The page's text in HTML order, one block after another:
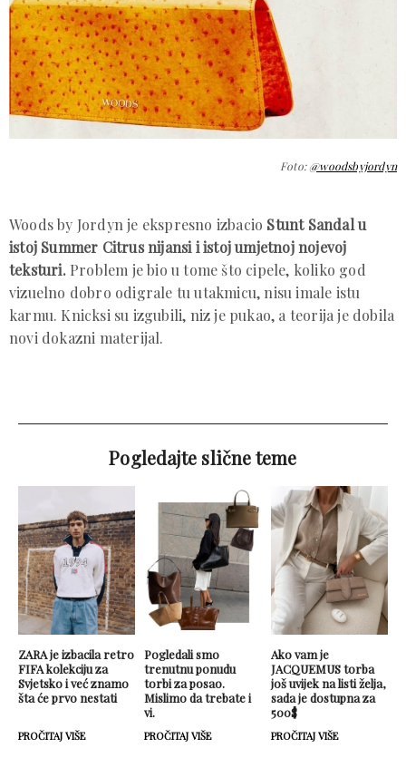
Foto:@woodsbyjordyn
Woods by Jordyn je ekspresno izbacio Stunt Sandal u
istoj Summer Citrus nijansi i istoj umjetnoj nojevoj
teksturi.Problem je bio u tome što cipele, koliko god
vizuelno dobro odigrale tu utakmicu, nisu imale istu
karmu. Knicksi su izgubili, niz je pukao, a teorija je dobila
novi dokazni materijal.
Pogledajte slične teme
ZARA je izbacila retro
FIFA kolekciju za
Svjetsko i već znamo
šta će prvo nestati
PROČITAJ VIŠE
Pogledali smo
trenutnu ponudu
torbi za posao.
Mislimo da trebate i
vi.
PROČITAJ VIŠE
Ako vam je
JACQUEMUS torba
još uvijek na listi želja,
sada je dostupna za
500$
PROČITAJ VIŠE